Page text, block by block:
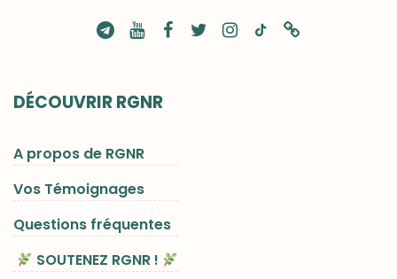
DÉCOUVRIR RGNR
A propos de RGNR
Vos Témoignages
Questions fréquentes
SOUTENEZ RGNR !